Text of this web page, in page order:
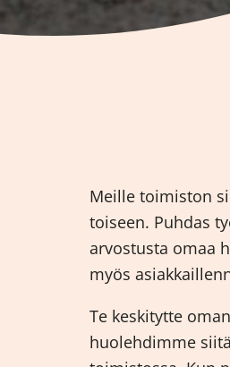
Meille toimiston
toiseen. Puhdas
arvostusta omaa
myös
Te keskitytte
huolehdimme